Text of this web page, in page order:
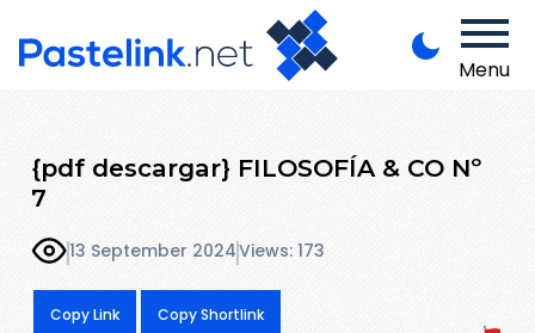
Menu
{pdf descargar} FILOSOFÍA & CO Nº
7
13 September 2024Views: 173
Copy Link Copy Shortlink